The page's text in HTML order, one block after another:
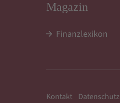
Magazin
Finanzlexikon
Kontakt Datenschutz